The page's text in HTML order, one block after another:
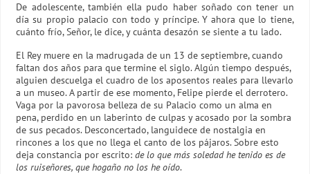
De adolescente, también ella pudo haber soñado con tener un
día su propio palacio con todo y príncipe. Y ahora que lo tiene,
cuánto frío, Señor, le dice, y cuánta desazón se siente a tu lado.
El Rey muere en la madrugada de un 13 de septiembre, cuando
faltan dos años para que termine el siglo. Algún tiempo después,
alguien descuelga el cuadro de los aposentos reales para llevarlo
a un museo. A partir de ese momento, Felipe pierde el derrotero.
Vaga por la pavorosa belleza de su Palacio como un alma en
pena, perdido en un laberinto de culpas y acosado por la sombra
de sus pecados. Desconcertado, languidece de nostalgia en
rincones a los que no llega el canto de los pájaros. Sobre esto
deja constancia por escrito:de lo que más soledad he tenido es de
los ruiseñores, que hogaño no los he oído.